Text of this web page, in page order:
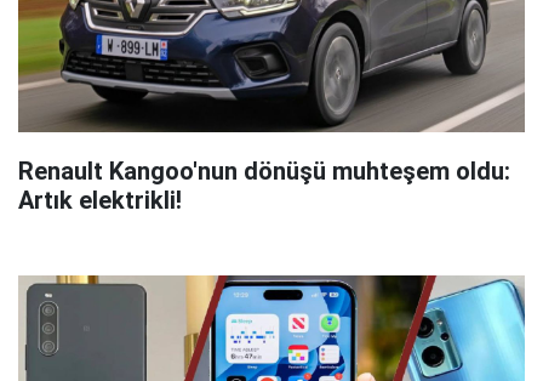
Renault Kangoo'nun dönüşü muhteşem oldu:
Artık elektrikli!